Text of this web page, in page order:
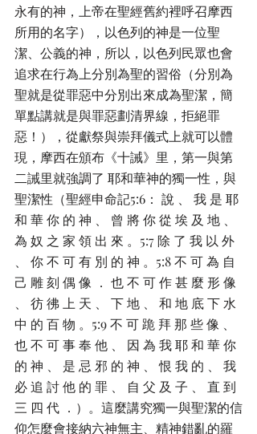
永有的神，上帝在聖經舊約裡呼召摩西
所用的名字），以色列的神是一位聖
潔、公義的神，所以，以色列民眾也會
追求在行為上分別為聖的習俗（分別為
聖就是從罪惡中分別出來成為聖潔，簡
單點講就是與罪惡劃清界線，拒絕罪
惡！），從獻祭與崇拜儀式上就可以體
現，摩西在頒布《十誡》里，第一與第
二誡里就強調了 耶和華神的獨一性，與
聖潔性（聖經申命記5:6： 說 、 我 是 耶
和 華 你 的 神 、 曾 將 你 從 埃 及 地 、
為 奴 之 家 領 出 來 。5:7 除 了 我 以 外
、 你 不 可 有 別 的 神 。5:8 不 可 為 自
己 雕 刻 偶 像 ． 也 不 可 作 甚 麼 形 像
、 彷 彿 上 天 、 下 地 、 和 地 底 下 水
中 的 百 物 。5:9 不 可 跪 拜 那 些 像 、
也 不 可 事 奉 他 、 因 為 我 耶 和 華 你
的 神 、 是 忌 邪 的 神 、 恨 我 的 、 我
必 追 討 他 的 罪 、 自 父 及 子 、 直 到
三 四 代 ．）。這麼講究獨一與聖潔的信
仰怎麼會接納六神無主、精神錯亂的羅